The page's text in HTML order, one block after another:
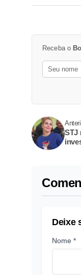
Receba o
STJ
Deixe
Nome *